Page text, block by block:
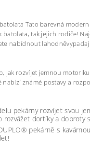
Tato barevná
tak jejich rodiče!
nabídnout
jak rozvíjet jemnou
nabízí známé postavy a
pekárny rozvíjet svou
dortíky a dobroty
pekárně s